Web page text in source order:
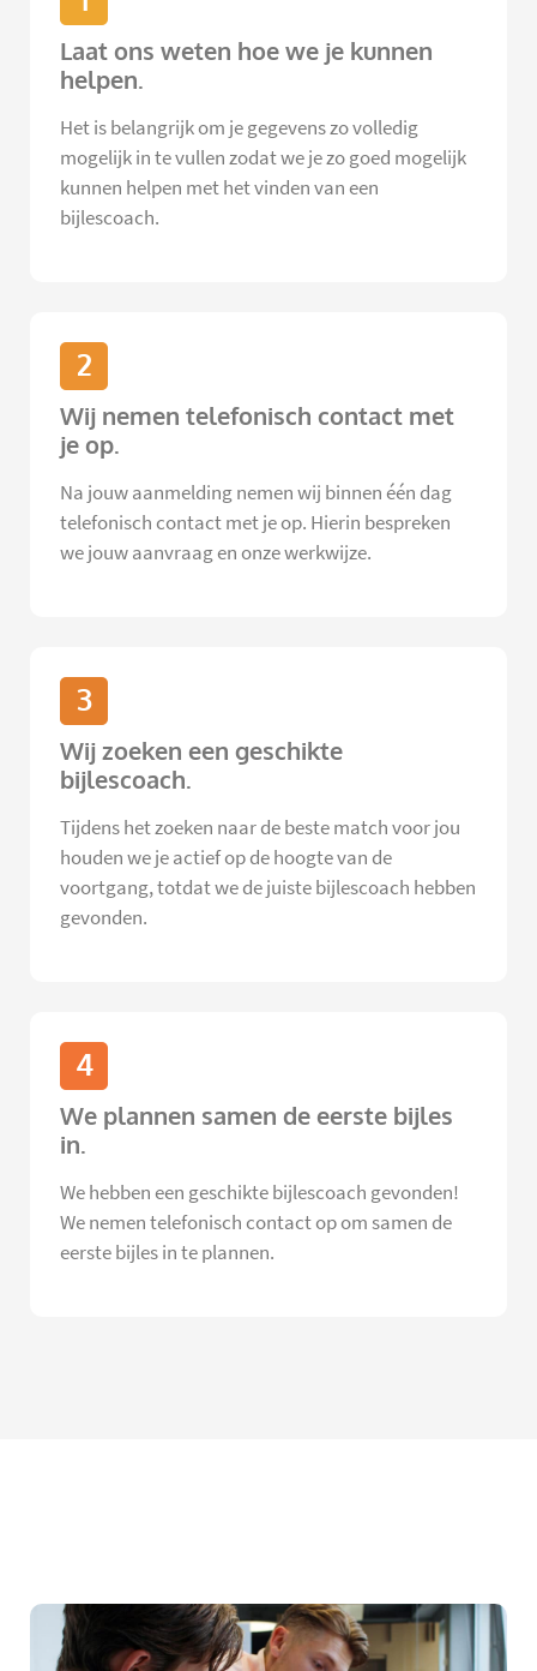
Laat ons weten hoe we je kunnen
helpen.
Het is belangrijk om je gegevens zo volledig
mogelijk in te vullen zodat we je zo goed mogelijk
kunnen helpen met het vinden van een
bijlescoach.
2
Wij nemen telefonisch contact met
je op.
Na jouw aanmelding nemen wij binnen één dag
telefonisch contact met je op. Hierin bespreken
we jouw aanvraag en onze werkwijze.
3
Wij zoeken een geschikte
bijlescoach.
Tijdens het zoeken naar de beste match voor jou
houden we je actief op de hoogte van de
voortgang, totdat we de juiste bijlescoach hebben
gevonden.
4
We plannen samen de eerste bijles
in.
We hebben een geschikte bijlescoach gevonden!
We nemen telefonisch contact op om samen de
eerste bijles in te plannen.